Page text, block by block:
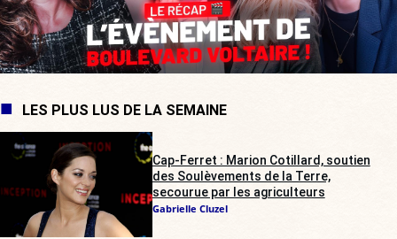
LES PLUS LUS DE LA SEMAINE
Cap-Ferret : Marion Cotillard, soutien
des Soulèvements de la Terre,
secourue par les agriculteurs
Gabrielle Cluzel